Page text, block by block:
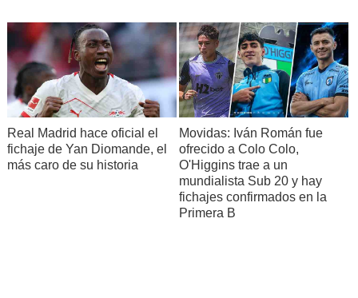
Real Madrid hace oficial el
fichaje de Yan Diomande, el
más caro de su historia
Movidas: Iván Román fue
ofrecido a Colo Colo,
O'Higgins trae a un
mundialista Sub 20 y hay
fichajes confirmados en la
Primera B